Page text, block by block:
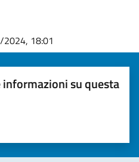
18:01
su questa
(da 1 a 5 stelle)
per valutare la chiarezza delle
su 5
5